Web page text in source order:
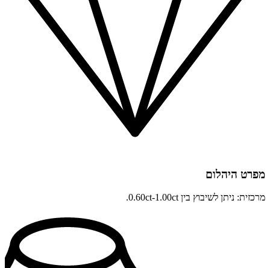
מפרט היהלום
מרכזית: ניתן לשיבוץ בין 0.60ct-1.00ct.